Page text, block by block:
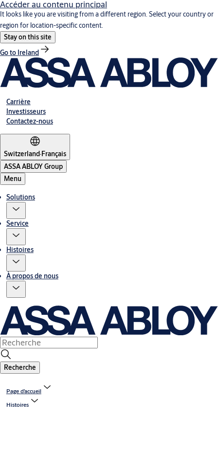
Accéder au contenu principal
It looks like you are visiting from a different region. Select your country or
region for location-specific content.
Stay on this site
Go to Ireland
Carrière
Investisseurs
Contactez-nous
Switzerland·Français
ASSA ABLOY Group
Menu
Solutions
Service
Histoires
À propos de nous
Recherche
Page d’accueil
Histoires